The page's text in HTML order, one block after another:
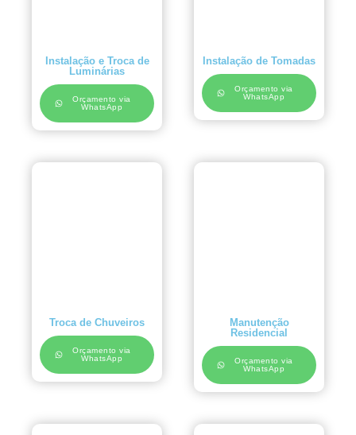
Instalação e Troca de
Luminárias
Orçamento via
WhatsApp
Instalação de Tomadas
Orçamento via
WhatsApp
Troca de Chuveiros
Orçamento via
WhatsApp
Manutenção
Residencial
Orçamento via
WhatsApp